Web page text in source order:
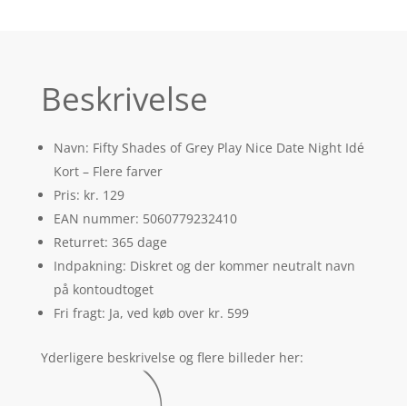
Beskrivelse
Navn: Fifty Shades of Grey Play Nice Date Night Idé
Kort – Flere farver
Pris: kr. 129
EAN nummer: 5060779232410
Returret: 365 dage
Indpakning: Diskret og der kommer neutralt navn
på kontoudtoget
Fri fragt: Ja, ved køb over kr. 599
Yderligere beskrivelse og flere billeder her: